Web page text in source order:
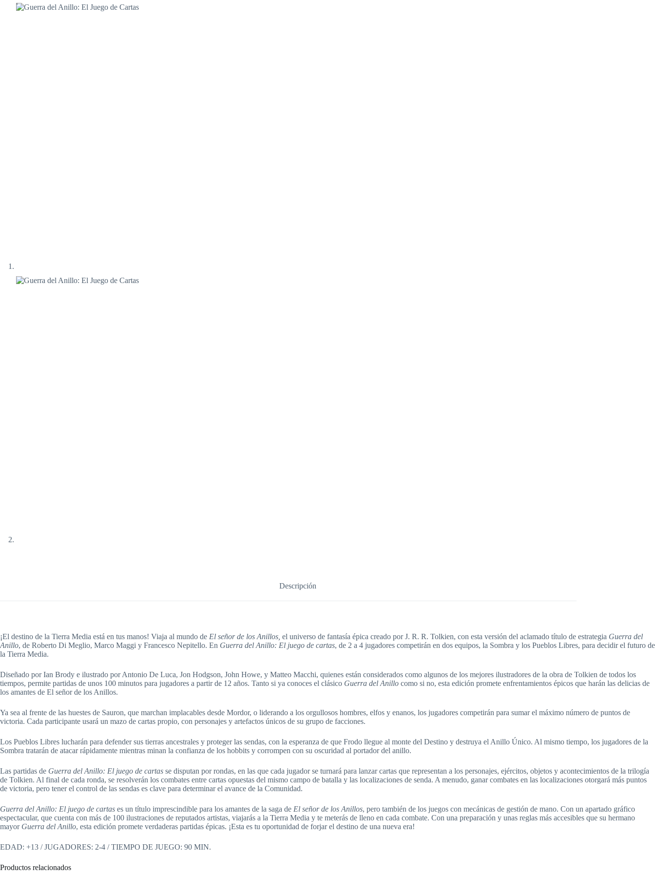
Descripción
¡El destino de la Tierra Media está en tus manos! Viaja al mundo de El señor de los Anillos, el universo de fantasía épica creado por J. R. R. Tolkien, con esta versión del aclamado título de estrategia Guerra del
Anillo, de Roberto Di Meglio, Marco Maggi y Francesco Nepitello. En Guerra del Anillo: El juego de cartas, de 2 a 4 jugadores competirán en dos equipos, la Sombra y los Pueblos Libres, para decidir el futuro de
la Tierra Media.
Diseñado por Ian Brody e ilustrado por Antonio De Luca, Jon Hodgson, John Howe, y Matteo Macchi, quienes están considerados como algunos de los mejores ilustradores de la obra de Tolkien de todos los
tiempos, permite partidas de unos 100 minutos para jugadores a partir de 12 años. Tanto si ya conoces el clásico Guerra del Anillo como si no, esta edición promete enfrentamientos épicos que harán las delicias de
los amantes de El señor de los Anillos.
Ya sea al frente de las huestes de Sauron, que marchan implacables desde Mordor, o liderando a los orgullosos hombres, elfos y enanos, los jugadores competirán para sumar el máximo número de puntos de
victoria. Cada participante usará un mazo de cartas propio, con personajes y artefactos únicos de su grupo de facciones.
Los Pueblos Libres lucharán para defender sus tierras ancestrales y proteger las sendas, con la esperanza de que Frodo llegue al monte del Destino y destruya el Anillo Único. Al mismo tiempo, los jugadores de la
Sombra tratarán de atacar rápidamente mientras minan la confianza de los hobbits y corrompen con su oscuridad al portador del anillo.
Las partidas de Guerra del Anillo: El juego de cartas se disputan por rondas, en las que cada jugador se turnará para lanzar cartas que representan a los personajes, ejércitos, objetos y acontecimientos de la trilogía
de Tolkien. Al final de cada ronda, se resolverán los combates entre cartas opuestas del mismo campo de batalla y las localizaciones de senda. A menudo, ganar combates en las localizaciones otorgará más puntos
de victoria, pero tener el control de las sendas es clave para determinar el avance de la Comunidad.
Guerra del Anillo: El juego de cartas es un título imprescindible para los amantes de la saga de El señor de los Anillos, pero también de los juegos con mecánicas de gestión de mano. Con un apartado gráfico
espectacular, que cuenta con más de 100 ilustraciones de reputados artistas, viajarás a la Tierra Media y te meterás de lleno en cada combate. Con una preparación y unas reglas más accesibles que su hermano
mayor Guerra del Anillo, esta edición promete verdaderas partidas épicas. ¡Esta es tu oportunidad de forjar el destino de una nueva era!
EDAD: +13 / JUGADORES: 2-4 / TIEMPO DE JUEGO: 90 MIN.
Productos relacionados